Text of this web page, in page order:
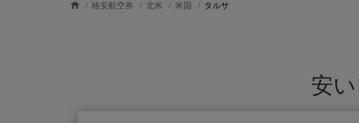
格安航空券 北米 米国 タルサ
安